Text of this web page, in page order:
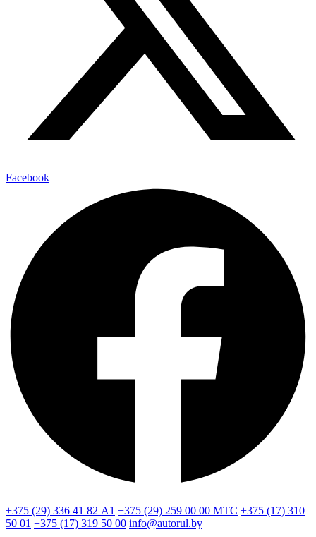
Facebook
+375 (29) 336 41 82 А1 +375 (29) 259 00 00 МТС +375 (17) 310
50 01 +375 (17) 319 50 00 info@autorul.by